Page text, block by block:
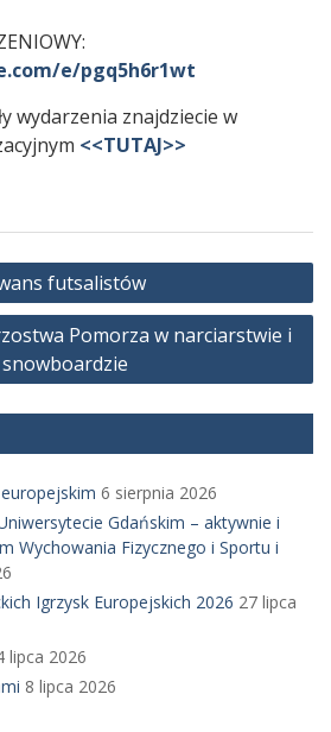
e/pgq5h6r1wt
wydarzenia znajdziecie w
<<TUTAJ>>
futsalistów
Pomorza w narciarstwie i
snowboardzie
6 sierpnia 2026
Gdańskim – aktywnie i
Wychowania Fizycznego i Sportu i
Igrzysk Europejskich 2026 27 lipca
lipca 2026
8 lipca 2026